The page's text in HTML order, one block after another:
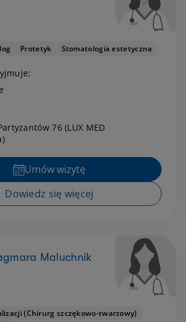
Protetyk Stomatologia estetyczna
76 (LUX MED
Umów wizytę
Dowiedz się więcej
Maluchnik
(Chirurg szczękowo-twarzowy)